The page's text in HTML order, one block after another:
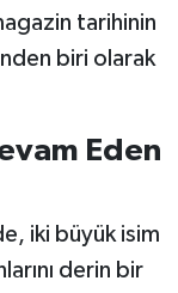
tarihinin
biri olarak
Eden
iki büyük isim
derin bir